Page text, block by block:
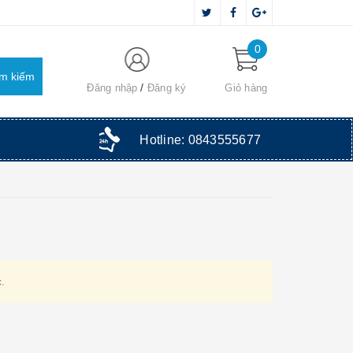
Đăng nhập Đăng ký
0
Giỏ hàng
Hotline: 0843555677